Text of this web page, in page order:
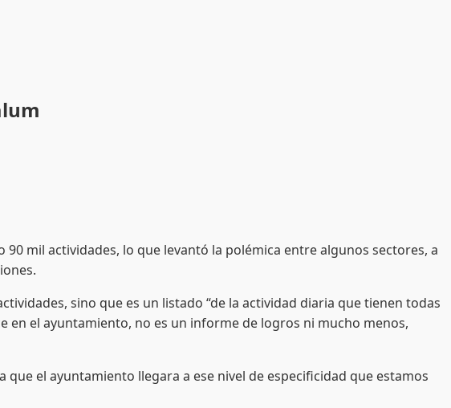
mil actividades, lo que levantó la polémica entre algunos sectores, a
sino que es un listado “de la actividad diaria que tienen todas
en el ayuntamiento, no es un informe de logros ni mucho menos,
el ayuntamiento llegara a ese nivel de especificidad que estamos